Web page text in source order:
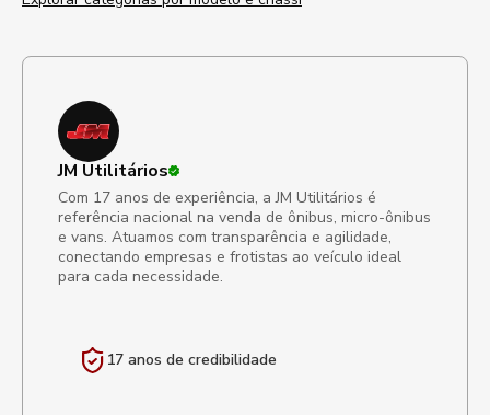
JM Utilitários
Com 17 anos de experiência, a JM Utilitários é
referência nacional na venda de ônibus, micro-ônibus
e vans. Atuamos com transparência e agilidade,
conectando empresas e frotistas ao veículo ideal
para cada necessidade.
17 anos de credibilidade